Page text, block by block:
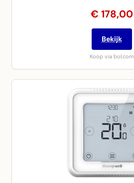
€ 178,00
Bekijk
Koop via bol.com